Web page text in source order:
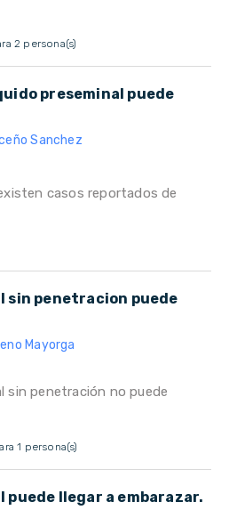
2 persona(s)
preseminal puede
Sanchez
casos reportados de
sin penetracion puede
Mayorga
sin penetración no puede
1 persona(s)
puede llegar a embarazar.